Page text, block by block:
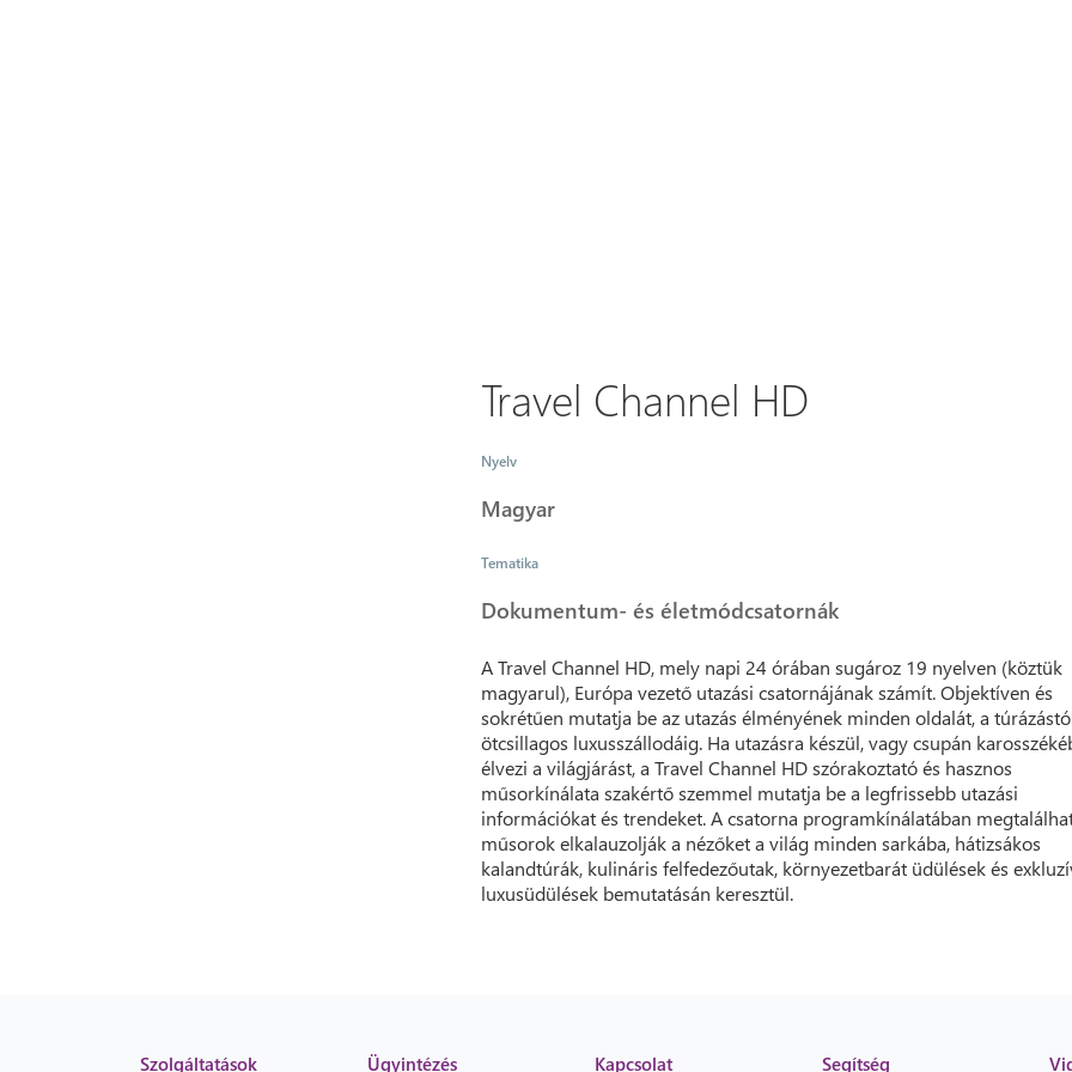
Travel Channel HD
Nyelv
Magyar
Tematika
Dokumentum- és életmódcsatornák
A Travel Channel HD, mely napi 24 órában sugároz 19 nyelven (köztük
magyarul), Európa vezető utazási csatornájának számít. Objektíven és
sokrétűen mutatja be az utazás élményének minden oldalát, a
ötcsillagos luxusszállodáig. Ha utazásra készül, vagy csupán
élvezi a világjárást, a Travel Channel HD szórakoztató és hasznos
műsorkínálata szakértő szemmel mutatja be a legfrissebb utazási
információkat és trendeket. A csatorna programkínálatában
műsorok elkalauzolják a nézőket a világ minden sarkába, hátizsákos
kalandtúrák, kulináris felfedezőutak, környezetbarát üdülések és
luxusüdülések bemutatásán keresztül.
Szolgáltatások Ügyintézés Kapcsolat Segítség